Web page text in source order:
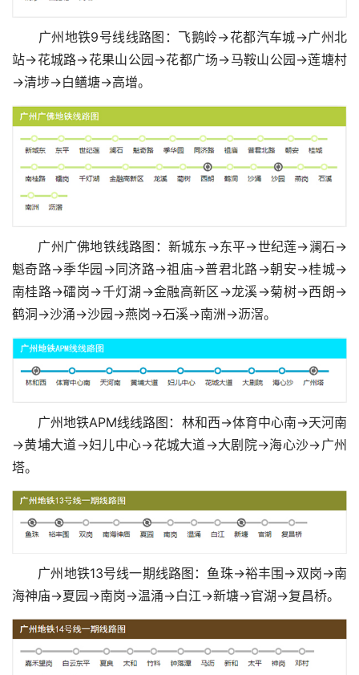
广州地铁9号线线路图：飞鹅岭→花都汽车城→广州北
站→花城路→花果山公园→花都广场→马鞍山公园→莲塘村
→清埗→白鳝塘→高增。
广州广佛地铁线路图：新城东→东平→世纪莲→澜石→
魁奇路→季华园→同济路→祖庙→普君北路→朝安→桂城→
南桂路→礌岗→千灯湖→金融高新区→龙溪→菊树→西朗→
鹤洞→沙涌→沙园→燕岗→石溪→南洲→沥滘。
广州地铁APM线线路图：林和西→体育中心南→天河南
→黄埔大道→妇儿中心→花城大道→大剧院→海心沙→广州
塔。
广州地铁13号线一期线路图：鱼珠→裕丰围→双岗→南
海神庙→夏园→南岗→温涌→白江→新塘→官湖→复昌桥。